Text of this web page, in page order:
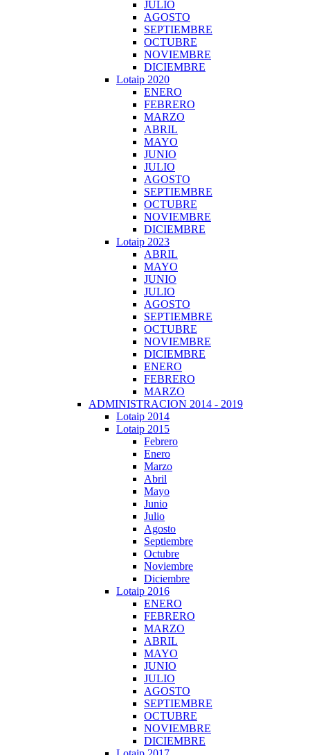
JULIO
AGOSTO
SEPTIEMBRE
OCTUBRE
NOVIEMBRE
DICIEMBRE
Lotaip 2020
ENERO
FEBRERO
MARZO
ABRIL
MAYO
JUNIO
JULIO
AGOSTO
SEPTIEMBRE
OCTUBRE
NOVIEMBRE
DICIEMBRE
Lotaip 2023
ABRIL
MAYO
JUNIO
JULIO
AGOSTO
SEPTIEMBRE
OCTUBRE
NOVIEMBRE
DICIEMBRE
ENERO
FEBRERO
MARZO
ADMINISTRACION 2014 - 2019
Lotaip 2014
Lotaip 2015
Febrero
Enero
Marzo
Abril
Mayo
Junio
Julio
Agosto
Septiembre
Octubre
Noviembre
Diciembre
Lotaip 2016
ENERO
FEBRERO
MARZO
ABRIL
MAYO
JUNIO
JULIO
AGOSTO
SEPTIEMBRE
OCTUBRE
NOVIEMBRE
DICIEMBRE